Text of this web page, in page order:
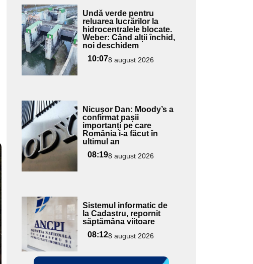
Adaugă
aici textul
pentru
subtitlu
Undă verde pentru
reluarea lucrărilor la
hidrocentralele blocate.
Weber: Când alții închid,
noi deschidem
10:078 august 2026
Adaugă
aici textul
pentru
subtitlu
Nicușor Dan: Moody’s a
confirmat pașii
importanți pe care
România i-a făcut în
ultimul an
08:198 august 2026
Adaugă
aici textul
pentru
subtitlu
Sistemul informatic de
la Cadastru, repornit
săptămâna viitoare
08:128 august 2026